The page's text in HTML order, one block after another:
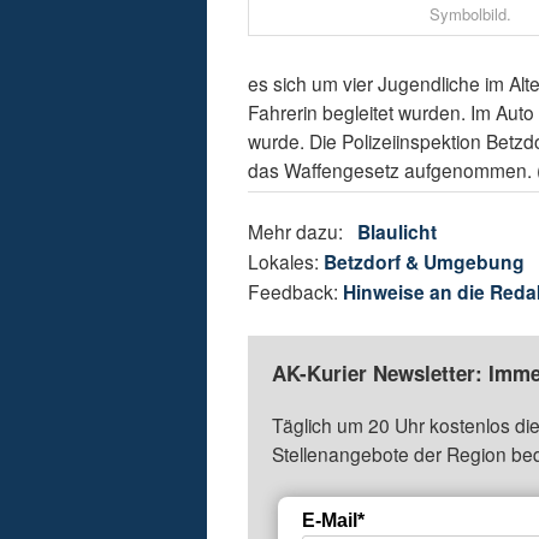
Symbolbild.
es sich um vier Jugendliche im
Fahrerin begleitet wurden. Im
wurde. Die Polizeiinspektion
das Waffengesetz
Mehr dazu: Blaulicht
Lokales: Betzdorf & Umgebung
Feedback: Hinweise an die
AK-Kurier Newsletter:
Täglich um 20 Uhr kostenlos
Stellenangebote der Region
E-Mail*